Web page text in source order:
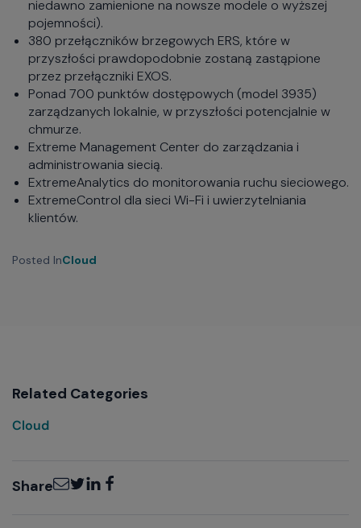
niedawno zamienione na nowsze modele o wyższej
pojemności).
380 przełączników brzegowych ERS, które w
przyszłości prawdopodobnie zostaną zastąpione
przez przełączniki EXOS.
Ponad 700 punktów dostępowych (model 3935)
zarządzanych lokalnie, w przyszłości potencjalnie w
chmurze.
Extreme Management Center do zarządzania i
administrowania siecią.
ExtremeAnalytics do monitorowania ruchu sieciowego.
ExtremeControl dla sieci Wi-Fi i uwierzytelniania
klientów.
Posted InCloud
Related Categories
Cloud
ShareEmailTwitter
LinkedInFacebook